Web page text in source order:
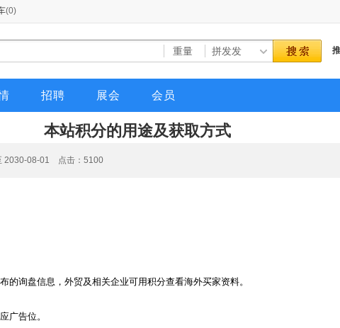
(0)
招聘 展会 会员
本站积分的用途及获取方式
2030-08-01 点击： 5100
的询盘信息，外贸及相关企业可用积分查看海外买家资料。
广告位。